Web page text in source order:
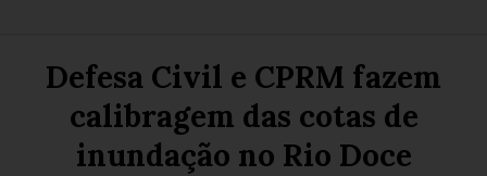
Defesa Civil e CPRM fazem
calibragem das cotas de
inundação no Rio Doce